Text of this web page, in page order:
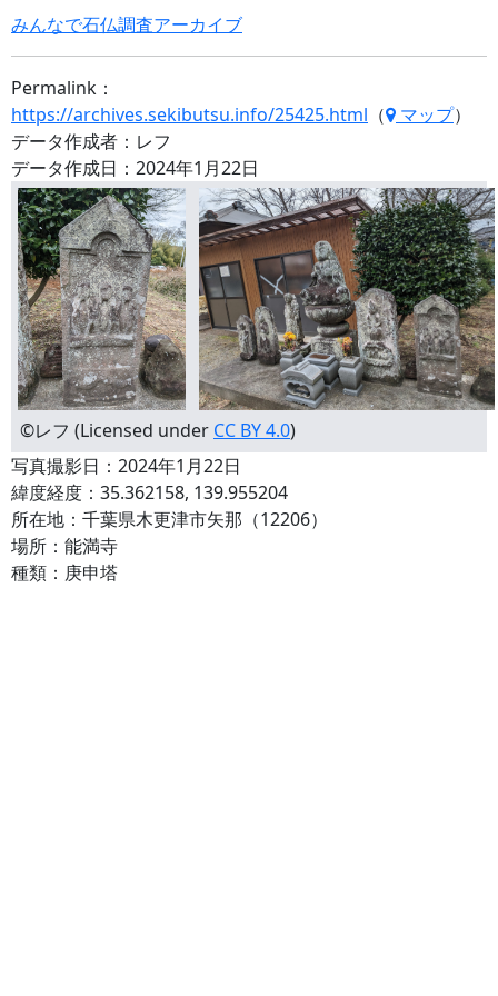
みんなで石仏調査アーカイブ
Permalink：
https://archives.sekibutsu.info/25425.html （ マップ）
データ作成者：レフ
データ作成日：2024年1月22日
©レフ (Licensed under CC BY 4.0)
写真撮影日：2024年1月22日
緯度経度：35.362158, 139.955204
所在地：千葉県木更津市矢那（12206）
場所：能満寺
種類：庚申塔